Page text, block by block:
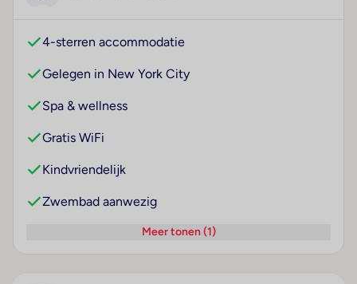
4-sterren accommodatie
Gelegen in New York City
Spa & wellness
Gratis WiFi
Kindvriendelijk
Zwembad aanwezig
Meer tonen (1)